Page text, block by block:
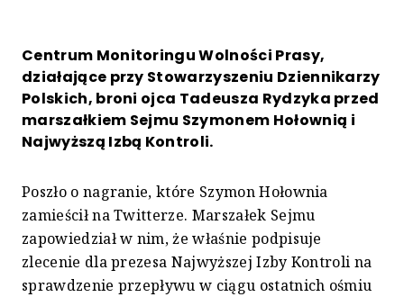
Centrum Monitoringu Wolności Prasy,
działające przy Stowarzyszeniu Dziennikarzy
Polskich, broni ojca Tadeusza Rydzyka przed
marszałkiem Sejmu Szymonem Hołownią i
Najwyższą Izbą Kontroli.
Poszło o nagranie, które Szymon Hołownia
zamieścił na Twitterze. Marszałek Sejmu
zapowiedział w nim, że właśnie podpisuje
zlecenie dla prezesa Najwyższej Izby Kontroli na
sprawdzenie przepływu w ciągu ostatnich ośmiu